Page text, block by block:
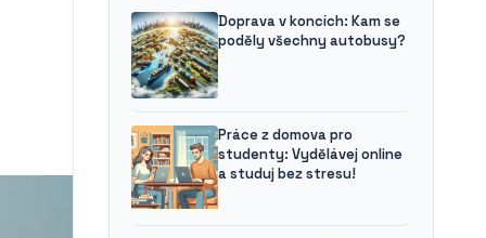
Doprava v koncích: Kam se
poděly všechny autobusy?
Práce z domova pro
studenty: Vydělávej online
a studuj bez stresu!